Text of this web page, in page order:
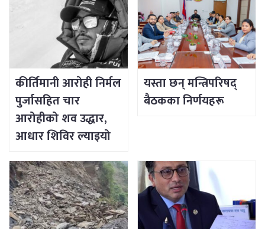
कीर्तिमानी आरोही निर्मल
पुर्जासहित चार
आरोहीको शव उद्धार,
आधार शिविर ल्याइयो
यस्ता छन् मन्त्रिपरिषद्
बैठकका निर्णयहरू